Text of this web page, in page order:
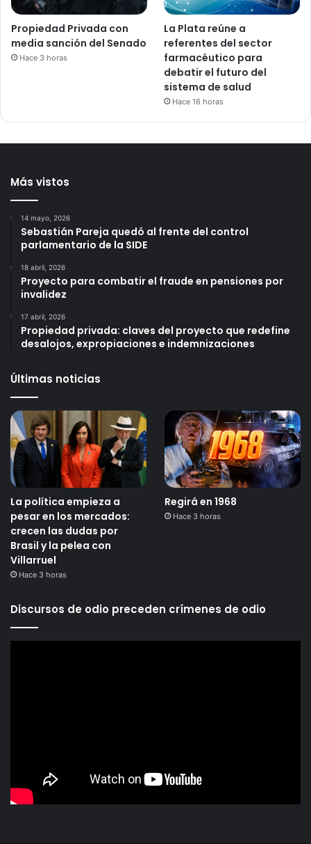
Propiedad Privada con
media sanción del Senado
Hace 3 horas
La Plata reúne a
referentes del sector
farmacéutico para
debatir el futuro del
sistema de salud
Hace 16 horas
Más vistos
14 mayo, 2026
Sebastián Pareja quedó al frente del control
parlamentario de la SIDE
18 abril, 2026
Proyecto para combatir el fraude en pensiones por
invalidez
17 abril, 2026
Propiedad privada: claves del proyecto que redefine
desalojos, expropiaciones e indemnizaciones
Últimas noticias
La política empieza a
pesar en los mercados:
crecen las dudas por
Brasil y la pelea con
Villarruel
Hace 3 horas
Regirá en 1968
Hace 3 horas
Discursos de odio preceden crímenes de odio